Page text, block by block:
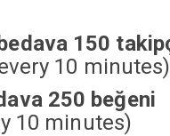
150
10 minutes)
250 beğeni
10 minutes)